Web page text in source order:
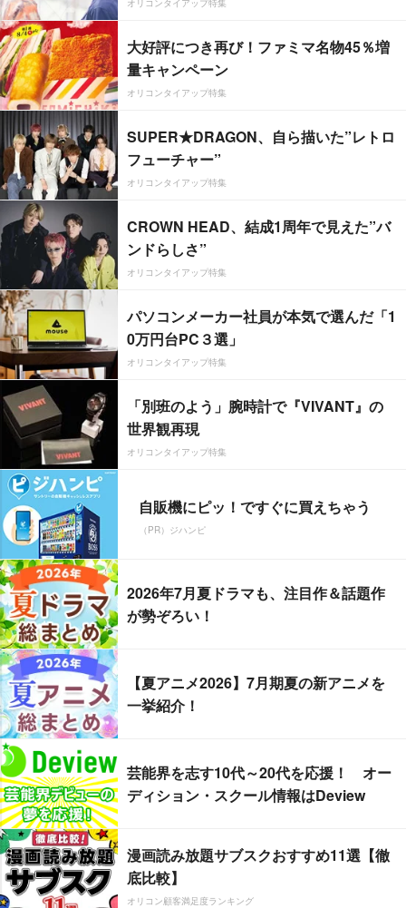
オリコンタイアップ特集
大好評につき再び！ファミマ名物45％増
量キャンペーン
オリコンタイアップ特集
SUPER★DRAGON、自ら描いた”レトロ
フューチャー”
オリコンタイアップ特集
CROWN HEAD、結成1周年で見えた”バ
ンドらしさ”
オリコンタイアップ特集
パソコンメーカー社員が本気で選んだ「1
0万円台PC３選」
オリコンタイアップ特集
「別班のよう」腕時計で『VIVANT』の
世界観再現
オリコンタイアップ特集
自販機にピッ！ですぐに買えちゃう
（PR）ジハンピ
2026年7月夏ドラマも、注目作＆話題作
が勢ぞろい！
【夏アニメ2026】7月期夏の新アニメを
一挙紹介！
芸能界を志す10代～20代を応援！ オー
ディション・スクール情報はDeview
漫画読み放題サブスクおすすめ11選【徹
底比較】
オリコン顧客満足度ランキング